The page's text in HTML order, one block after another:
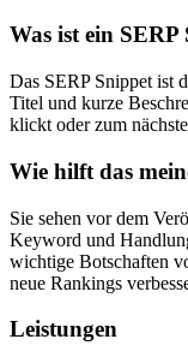
Was ist ein SERP
Das SERP Snippet ist
Titel und kurze
klickt oder zum
Wie hilft das
Sie sehen vor dem
Keyword und
wichtige Botschaften
neue Rankings
Leistungen